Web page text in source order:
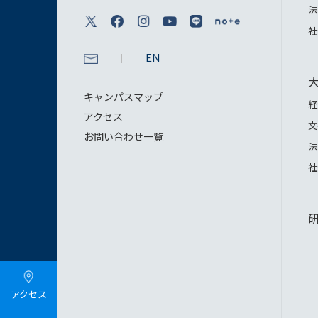
アクセス
EN
キャンパスマップ
アクセス
お問い合わせ一覧